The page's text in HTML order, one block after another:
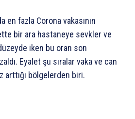
en fazla Corona vakasının
bir ara hastaneye sevkler ve
iken bu oran son
Eyalet şu sıralar vaka ve can
arttığı bölgelerden biri.